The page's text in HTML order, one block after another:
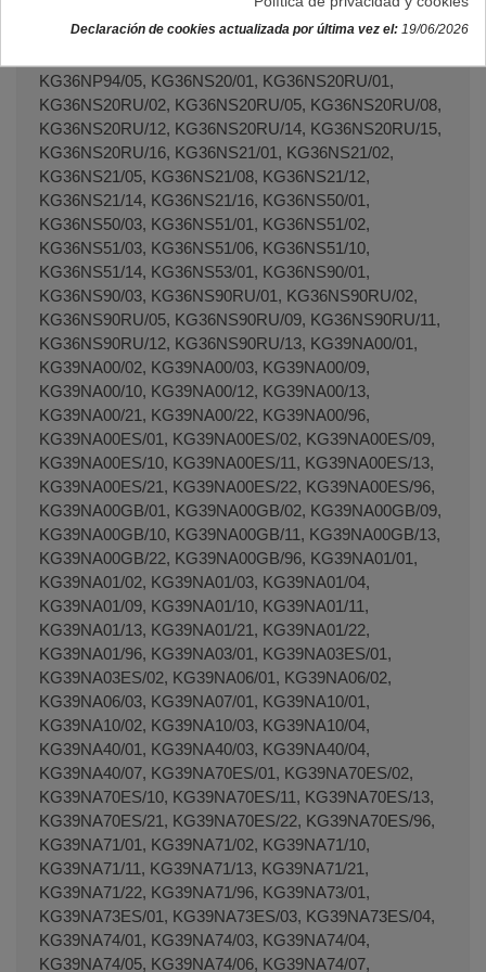
KG36NP74/03, KG36NP74/04, KG36NP74/05,
KG36NP74/06, KG36NP90/01, KG36NP90GB/01,
KG36NP94/05, KG36NS20/01, KG36NS20RU/01,
KG36NS20RU/02, KG36NS20RU/05, KG36NS20RU/08,
KG36NS20RU/12, KG36NS20RU/14, KG36NS20RU/15,
KG36NS20RU/16, KG36NS21/01, KG36NS21/02,
KG36NS21/05, KG36NS21/08, KG36NS21/12,
KG36NS21/14, KG36NS21/16, KG36NS50/01,
KG36NS50/03, KG36NS51/01, KG36NS51/02,
KG36NS51/03, KG36NS51/06, KG36NS51/10,
KG36NS51/14, KG36NS53/01, KG36NS90/01,
KG36NS90/03, KG36NS90RU/01, KG36NS90RU/02,
KG36NS90RU/05, KG36NS90RU/09, KG36NS90RU/11,
KG36NS90RU/12, KG36NS90RU/13, KG39NA00/01,
KG39NA00/02, KG39NA00/03, KG39NA00/09,
KG39NA00/10, KG39NA00/12, KG39NA00/13,
KG39NA00/21, KG39NA00/22, KG39NA00/96,
KG39NA00ES/01, KG39NA00ES/02, KG39NA00ES/09,
KG39NA00ES/10, KG39NA00ES/11, KG39NA00ES/13,
KG39NA00ES/21, KG39NA00ES/22, KG39NA00ES/96,
KG39NA00GB/01, KG39NA00GB/02, KG39NA00GB/09,
KG39NA00GB/10, KG39NA00GB/11, KG39NA00GB/13,
KG39NA00GB/22, KG39NA00GB/96, KG39NA01/01,
KG39NA01/02, KG39NA01/03, KG39NA01/04,
KG39NA01/09, KG39NA01/10, KG39NA01/11,
KG39NA01/13, KG39NA01/21, KG39NA01/22,
KG39NA01/96, KG39NA03/01, KG39NA03ES/01,
KG39NA03ES/02, KG39NA06/01, KG39NA06/02,
KG39NA06/03, KG39NA07/01, KG39NA10/01,
KG39NA10/02, KG39NA10/03, KG39NA10/04,
KG39NA40/01, KG39NA40/03, KG39NA40/04,
KG39NA40/07, KG39NA70ES/01, KG39NA70ES/02,
KG39NA70ES/10, KG39NA70ES/11, KG39NA70ES/13,
KG39NA70ES/21, KG39NA70ES/22, KG39NA70ES/96,
KG39NA71/01, KG39NA71/02, KG39NA71/10,
KG39NA71/11, KG39NA71/13, KG39NA71/21,
KG39NA71/22, KG39NA71/96, KG39NA73/01,
KG39NA73ES/01, KG39NA73ES/03, KG39NA73ES/04,
KG39NA74/01, KG39NA74/03, KG39NA74/04,
KG39NA74/05, KG39NA74/06, KG39NA74/07,
Declaración de cookies actualizada por última vez el: 19/06/2026